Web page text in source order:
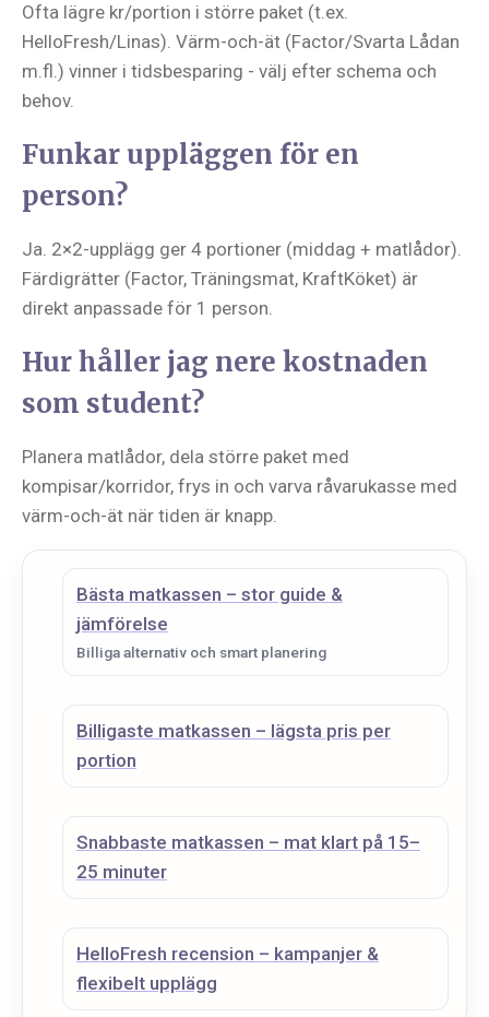
Ofta lägre kr/portion i större paket (t.ex.
HelloFresh/Linas). Värm-och-ät (Factor/Svarta Lådan
m.fl.) vinner i tidsbesparing - välj efter schema och
behov.
Funkar uppläggen för en
person?
Ja. 2×2-upplägg ger 4 portioner (middag + matlådor).
Färdigrätter (Factor, Träningsmat, KraftKöket) är
direkt anpassade för 1 person.
Hur håller jag nere kostnaden
som student?
Planera matlådor, dela större paket med
kompisar/korridor, frys in och varva råvarukasse med
värm-och-ät när tiden är knapp.
Bästa matkassen – stor guide &
jämförelse
Billiga alternativ och smart planering
Billigaste matkassen – lägsta pris per
portion
Snabbaste matkassen – mat klart på 15–
25 minuter
HelloFresh recension – kampanjer &
flexibelt upplägg